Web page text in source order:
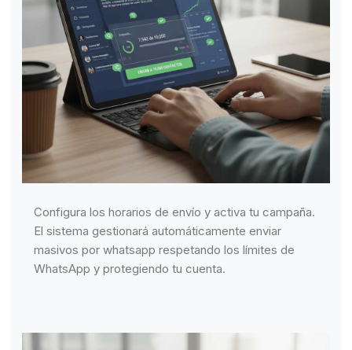
Configura los horarios de envío y activa tu campaña.
El sistema gestionará automáticamente enviar
masivos por whatsapp respetando los límites de
WhatsApp y protegiendo tu cuenta.